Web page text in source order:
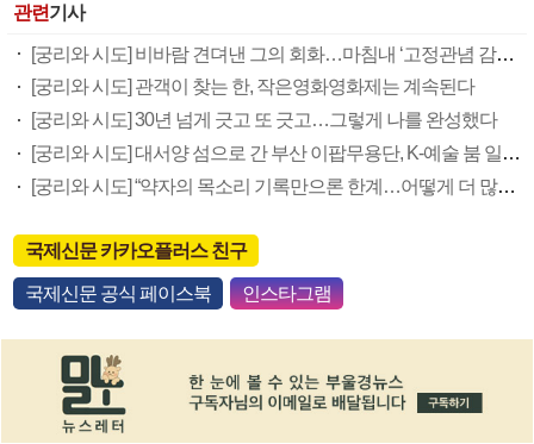
관련기사
[궁리와 시도] 비바람 견뎌낸 그의 회화…마침내 ‘고정관념 감옥’서 해방
[궁리와 시도] 관객이 찾는 한, 작은영화영화제는 계속된다
[궁리와 시도] 30년 넘게 긋고 또 긋고…그렇게 나를 완성했다
[궁리와 시도] 대서양 섬으로 간 부산 이팝무용단, K-예술 붐 일으키다
[궁리와 시도] “약자의 목소리 기록만으론 한계…어떻게 더 많은 시민에 전할지 고민”
국제신문 카카오플러스 친구
국제신문 공식 페이스북 인스타그램